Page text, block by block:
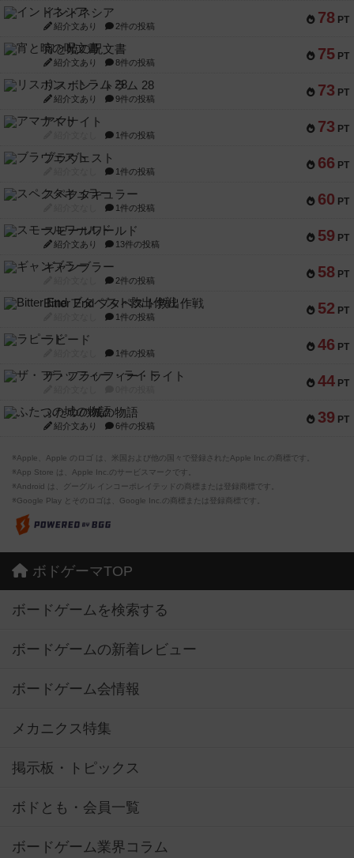
78 PT
インドネシア
紹介文あり 2件の投稿
75 PT
宵と暁の呪文書
紹介文あり 8件の投稿
73 PT
リスボン・トラム 28
紹介文あり 9件の投稿
73 PT
アマナイト
1件の投稿
66 PT
ブラヴェスト
1件の投稿
60 PT
スペクタキュラー
1件の投稿
59 PT
スモールワールド
紹介文あり 13件の投稿
58 PT
ギャンブラー
2件の投稿
52 PT
Bitter End ブタペスト救出作戦
1件の投稿
46 PT
ラピード
1件の投稿
44 PT
ザ・フラッフィー・ライト
39 PT
ふたつの城の物語
紹介文あり 6件の投稿
※Apple、Apple のロゴ は、米国および他の国々で登録されたApple Inc.の商標です。
※App Store は、Apple Inc.のサービスマークです。
※Android は、グーグル インコーポレイテッドの商標または登録商標です。
※Google Play とそのロゴは、Google Inc.の商標または登録商標です。
ボドゲーマTOP
ボードゲームを検索する
ボードゲームの新着レビュー
ボードゲーム会情報
メカニクス特集
掲示板・トピックス
ボドとも・会員一覧
ボードゲーム業界コラム